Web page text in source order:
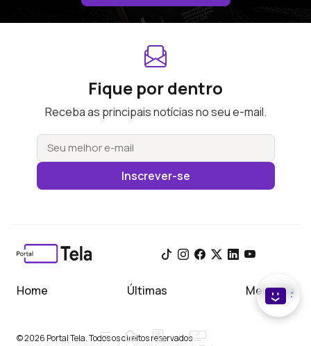
Fique por dentro
Receba as principais notícias no seu e-mail.
Inscrever-se
Home Últimas Meu Tela
© 2026 Portal Tela. Todos os direitos reservados